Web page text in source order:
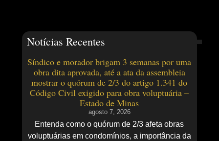
Notícias Recentes
Síndico e morador brigam 3 semanas por uma
obra dita aprovada, até a ata da assembleia
mostrar o quórum de 2/3 do artigo 1.341 do
Código Civil exigido para obra voluptuária –
Estado de Minas
agosto 7, 2026
Entenda como o quórum de 2/3 afeta obras
voluptuárias em condomínios, a importância da